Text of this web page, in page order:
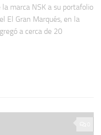
marca NSK a su portafolio
El Gran Marqués, en la
a cerca de 20